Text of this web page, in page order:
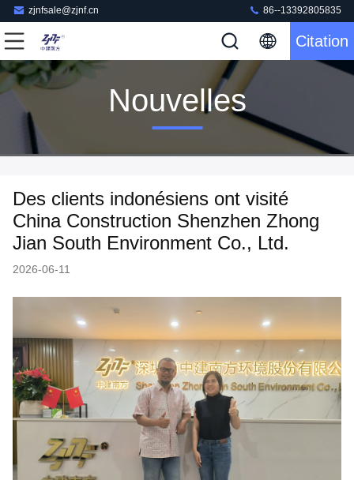
zjnfsale@zjnf.cn 86--13392805835
Citation
Nouvelles
Des clients indonésiens ont visité
China Construction Shenzhen Zhong
Jian South Environment Co., Ltd.
2026-06-11